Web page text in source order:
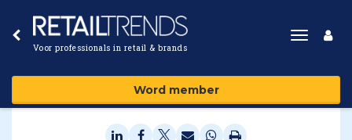
Voor professionals in retail & brands
Toggle
Word member